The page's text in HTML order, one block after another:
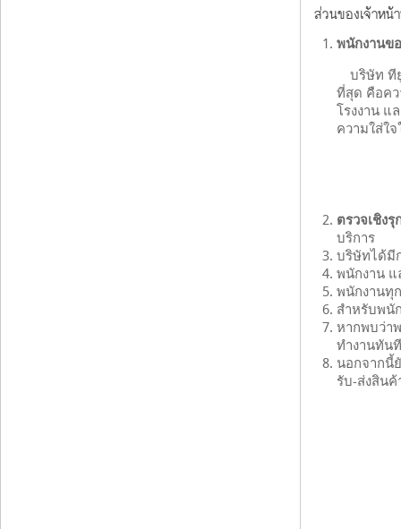
ส่วนของเจ้าหน้
พนักงานข
บริษัท ที
ที่สุด คือค
โรงงาน แ
ความใส่ใ
ตรวจเชิง
บริการ
บริษัทได้มี
พนักงาน แ
พนักงานทุ
สำหรับพนั
หากพบว่า
ทำงานทัน
นอกจากนี้
รับ-ส่งสินค้